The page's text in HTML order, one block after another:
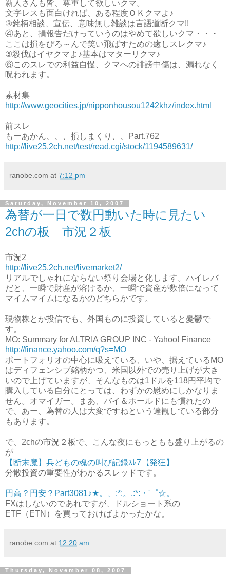
新人さんも皆、尊重して欲しいクマ。
文字レスも面白ければ、ある程度ＯＫクマよ♪
③銘柄相談、宣伝、意味無し雑談は言語道断クマ!!
④あと、損報告だけっていうのはやめて欲しいクマ・・・
ここは損をびろ～んで笑い飛ばすための癒しスレクマ♪
⑤殺伐はイヤクマよ♪基本はマターリクマ♪
⑥このスレでの利益自慢、クマへの誹謗中傷は、漏れなく
呪われます。
素材集
http://www.geocities.jp/nipponhousou1242khz/index.html
前スレ
もーあかん、、、損しまくり、、Part.762
http://live25.2ch.net/test/read.cgi/stock/1194589631/
ranobe.com at 7:12 pm
Saturday, November 10, 2007
為替が一日で数円動いた時に見たい
2chの板 市況２板
市況2
http://live25.2ch.net/livemarket2/
リアルでしゃれにならない祭り会場と化します。ハイレバ
だと、一瞬で財産が溶けるか、一瞬で資産が数倍になって
マイムマイムになるかのどちらかです。
現物株とか投信でも、外国ものに投資していると憂鬱で
す。
MO: Summary for ALTRIA GROUP INC - Yahoo! Finance
http://finance.yahoo.com/q?s=MO
ポートフォリオの中心に吸えている、いや、据えているMO
はディフェンシブ銘柄かつ、米国以外での売り上げが大き
いので上げていますが、そんなものは1ドルを118円平均で
購入している自分にとっては、わずかの慰めにしかなりま
せん。オマイガー。まあ、バイ＆ホールドにも慣れたの
で、あー、為替の人は大変ですねという達観している部分
もあります。
で、2chの市況２板で、こんな夜にもっともも盛り上がるの
が
【断末魔】兵どもの魂の叫び記録ｽﾚ7【発狂】
分散投資の重要性がわかるスレッドです。
円高？円安？Part3081♪★。、:*:。.:*:・'゜☆。
FXはしないのであれですが、ドルショート系の
ETF（ETN）を買っておけばよかったかな。
ranobe.com at 12:20 am
Thursday, November 08, 2007